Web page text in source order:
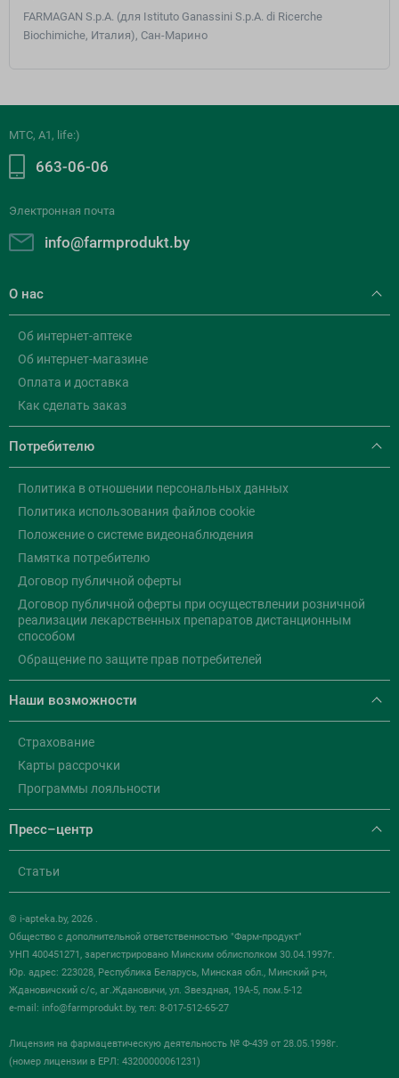
FARMAGAN S.p.A. (для Istituto Ganassini S.p.A. di Ricerche
Biochimiche, Италия), Сан-Марино
МТС, A1, life:)
663-06-06
Электронная почта
info@farmprodukt.by
О нас
Об интернет-аптеке
Об интернет-магазине
Оплата и доставка
Как сделать заказ
Потребителю
Политика в отношении персональных данных
Политика использования файлов cookie
Положение о системе видеонаблюдения
Памятка потребителю
Договор публичной оферты
Договор публичной оферты при осуществлении розничной
реализации лекарственных препаратов дистанционным
способом
Обращение по защите прав потребителей
Наши возможности
Страхование
Карты рассрочки
Программы лояльности
Пресс–центр
Статьи
© i-apteka.by, 2026 .
Общество с дополнительной ответственностью "Фарм-продукт"
УНП 400451271, зарегистрировано Минским облисполком 30.04.1997г.
Юр. адрес: 223028, Республика Беларусь, Минская обл., Минский р-н,
Ждановичский с/с, аг.Ждановичи, ул. Звездная, 19А-5, пом.5-12
e-mail: info@farmprodukt.by, тел: 8-017-512-65-27
Лицензия на фармацевтическую деятельность № Ф-439 от 28.05.1998г.
(номер лицензии в ЕРЛ: 43200000061231)